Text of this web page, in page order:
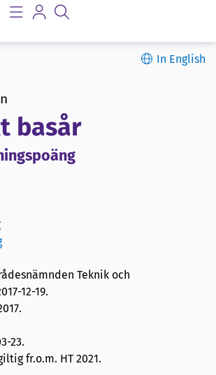
In English
basår
Teknik och
12-19.
23.
fr.o.m. HT 2021.